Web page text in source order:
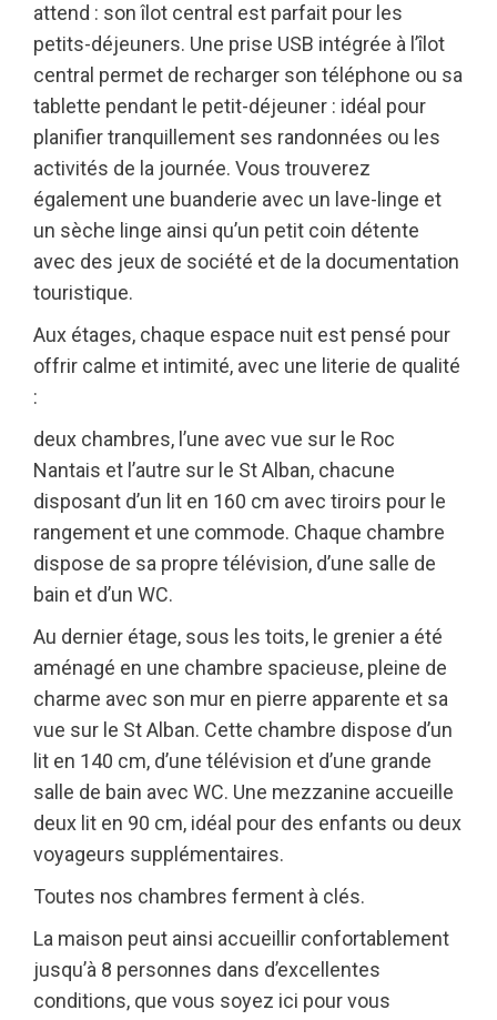
attend : son îlot central est parfait pour les
petits-déjeuners. Une prise USB intégrée à l’îlot
central permet de recharger son téléphone ou sa
tablette pendant le petit-déjeuner : idéal pour
planifier tranquillement ses randonnées ou les
activités de la journée. Vous trouverez
également une buanderie avec un lave-linge et
un sèche linge ainsi qu’un petit coin détente
avec des jeux de société et de la documentation
touristique.
Aux étages, chaque espace nuit est pensé pour
offrir calme et intimité, avec une literie de qualité
:
deux chambres, l’une avec vue sur le Roc
Nantais et l’autre sur le St Alban, chacune
disposant d’un lit en 160 cm avec tiroirs pour le
rangement et une commode. Chaque chambre
dispose de sa propre télévision, d’une salle de
bain et d’un WC.
Au dernier étage, sous les toits, le grenier a été
aménagé en une chambre spacieuse, pleine de
charme avec son mur en pierre apparente et sa
vue sur le St Alban. Cette chambre dispose d’un
lit en 140 cm, d’une télévision et d’une grande
salle de bain avec WC. Une mezzanine accueille
deux lit en 90 cm, idéal pour des enfants ou deux
voyageurs supplémentaires.
Toutes nos chambres ferment à clés.
La maison peut ainsi accueillir confortablement
jusqu’à 8 personnes dans d’excellentes
conditions, que vous soyez ici pour vous